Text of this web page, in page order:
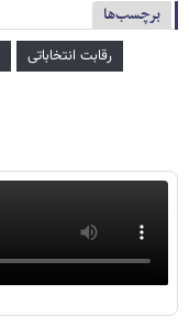
برچسب‌ها
رقابت انتخاباتی